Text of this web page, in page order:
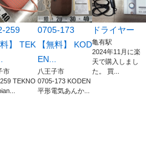
259
料】 TEK
市
TEKNO
0705-173
【無料】 KOD
EN...
八王子市
0705-173 KODEN
平形電気あんか...
ドライヤー
亀有駅
2024年11月に楽
天で購入しまし
た。 買...